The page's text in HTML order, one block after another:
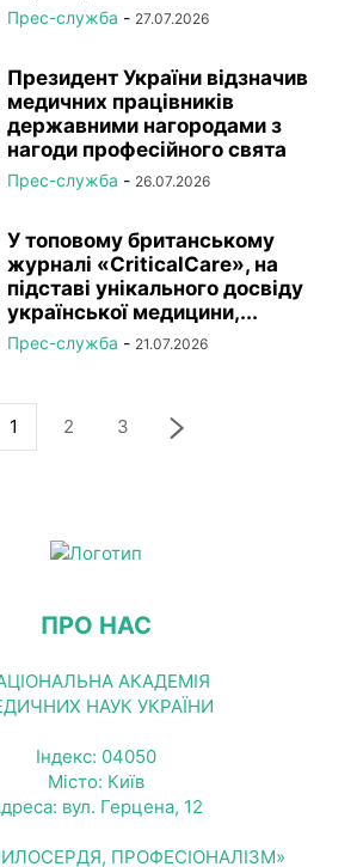
Прес-служба - 27.07.2026
Президент України відзначив
медичних працівників
державними нагородами з
нагоди професійного свята
Прес-служба - 26.07.2026
У топовому британському
журналі «CriticalCare», на
підставі унікального досвіду
української медицини,...
Прес-служба - 21.07.2026
1 2 3
ПРО НАС
АКАДЕМІЯ
НАУК УКРАЇНИ
Індекс: 04050
Місто: Київ
вул. Герцена, 12
ПРОФЕСІОНАЛІЗМ»